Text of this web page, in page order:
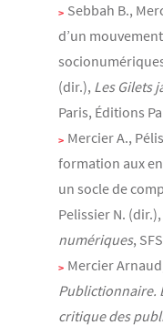
Sebbah B.,
d’un
(dir.), Les Gilets
Paris, Éditions
Mercier A.,
formation aux
un socle de
Pelissier N. (dir.),
numériques,
Mercier
Publictionnaire.
critique des